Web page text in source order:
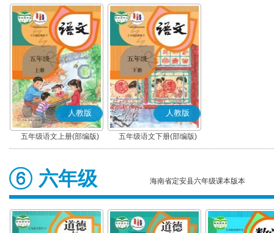
人教版
五年级语文上册(部编版)
人教版
五年级语文下册(部编版)
六年级 海南省定安县六年级课本版本